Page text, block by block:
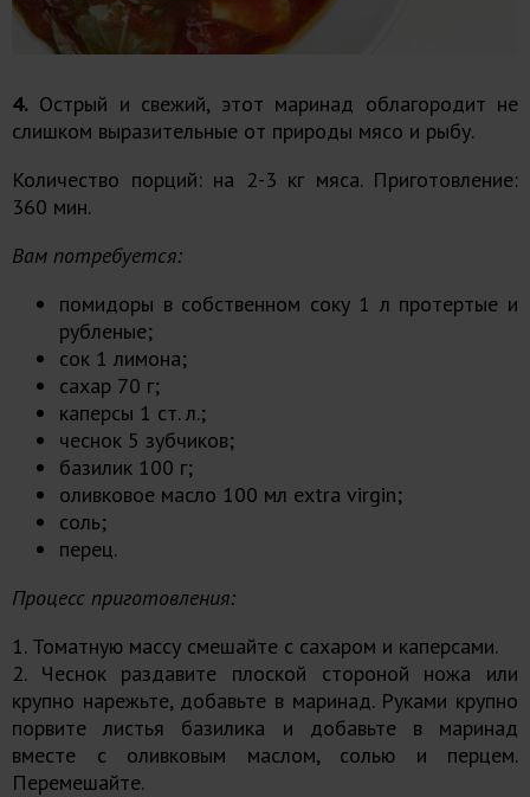
4. Острый и свежий, этот маринад облагородит не
слишком выразительные от природы мясо и рыбу.
Количество порций: на 2-3 кг мяса. Приготовление:
360 мин.
Вам потребуется:
помидоры в собственном соку 1 л протертые и
рубленые;
сок 1 лимона;
сахар 70 г;
каперсы 1 ст. л.;
чеснок 5 зубчиков;
базилик 100 г;
оливковое масло 100 мл extra virgin;
соль;
перец.
Процесс приготовления:
1. Томатную массу смешайте с сахаром и каперсами.
2. Чеснок раздавите плоской стороной ножа или
крупно нарежьте, добавьте в маринад. Руками крупно
порвите листья базилика и добавьте в маринад
вместе с оливковым маслом, солью и перцем.
Перемешайте.